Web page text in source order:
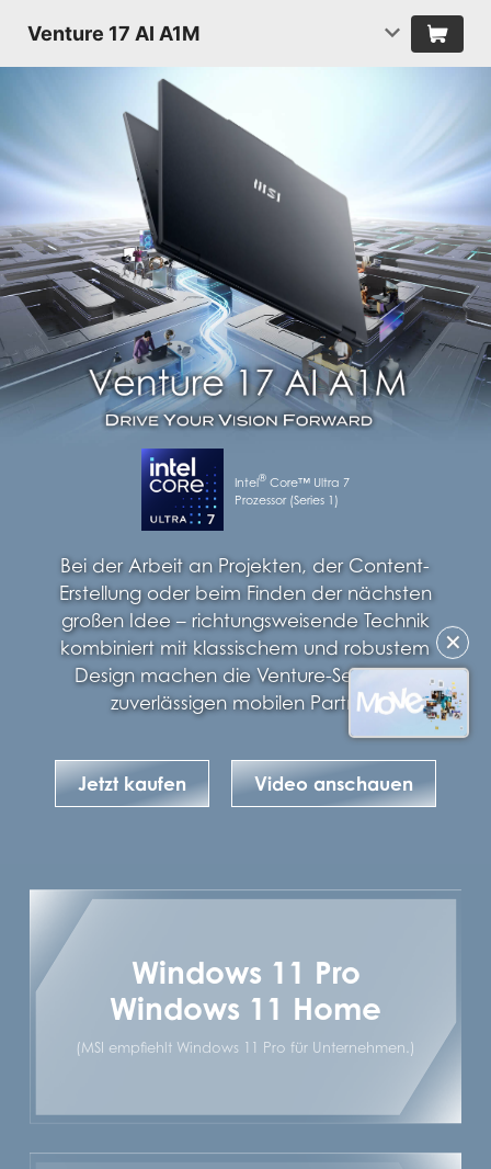
Venture 17 AI A1M
✕
Intel® Core™ Ultra 7
Prozessor (Series 1)
Bei der Arbeit an Projekten, der Content-
Erstellung oder beim Finden der nächsten
großen Idee – richtungsweisende Technik
kombiniert mit klassischem und robustem
Design machen die Venture-Serie zum
zuverlässigen mobilen Partner!
Jetzt kaufen Video anschauen
Windows 11 Pro
Windows 11 Home
(MSI empfiehlt Windows 11 Pro für Unternehmen.)